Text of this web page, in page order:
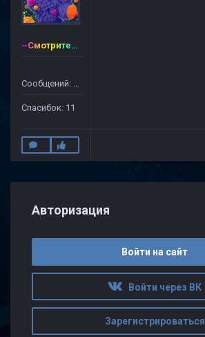
~Смотритель~CSDM ©
Сообщений: 65
Спасибок: 11
Авторизация
Войти на сайт
Войти через ВК
Зарегистрироваться